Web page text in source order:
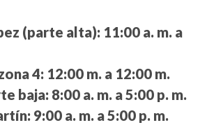
(parte alta): 11:00 a. m. a
4: 12:00 m. a 12:00 m.
baja: 8:00 a. m. a 5:00 p. m.
9:00 a. m. a 5:00 p. m.